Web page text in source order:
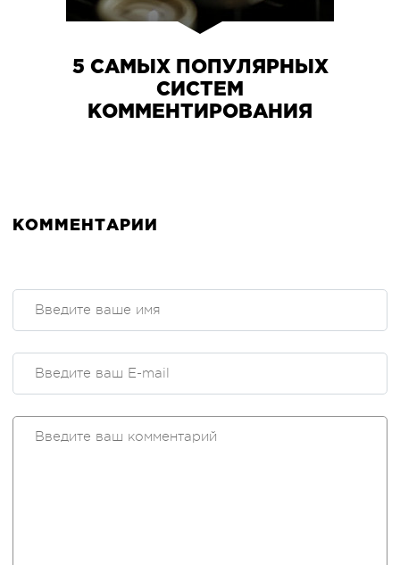
5 САМЫХ ПОПУЛЯРНЫХ
СИСТЕМ
КОММЕНТИРОВАНИЯ
КОММЕНТАРИИ